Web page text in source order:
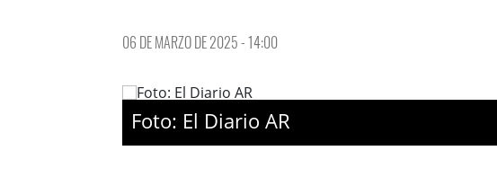
06 DE MARZO DE 2025 - 14:00
Foto: El Diario AR